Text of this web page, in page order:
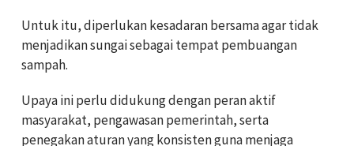
Untuk itu, diperlukan kesadaran bersama agar tidak
menjadikan sungai sebagai tempat pembuangan
sampah.
Upaya ini perlu didukung dengan peran aktif
masyarakat, pengawasan pemerintah, serta
penegakan aturan yang konsisten guna menjaga